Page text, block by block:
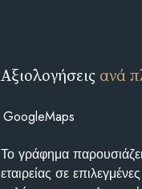
Αξιολογήσεις ανά
GoogleMaps
Το γράφημα
εταιρείας σε